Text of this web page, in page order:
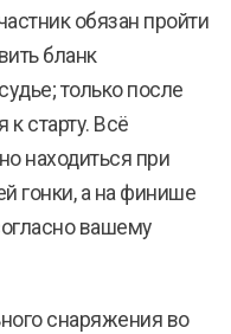
обязан пройти
бланк
только после
к старту. Всё
находиться при
гонки, а на финише
вашему
снаряжения во